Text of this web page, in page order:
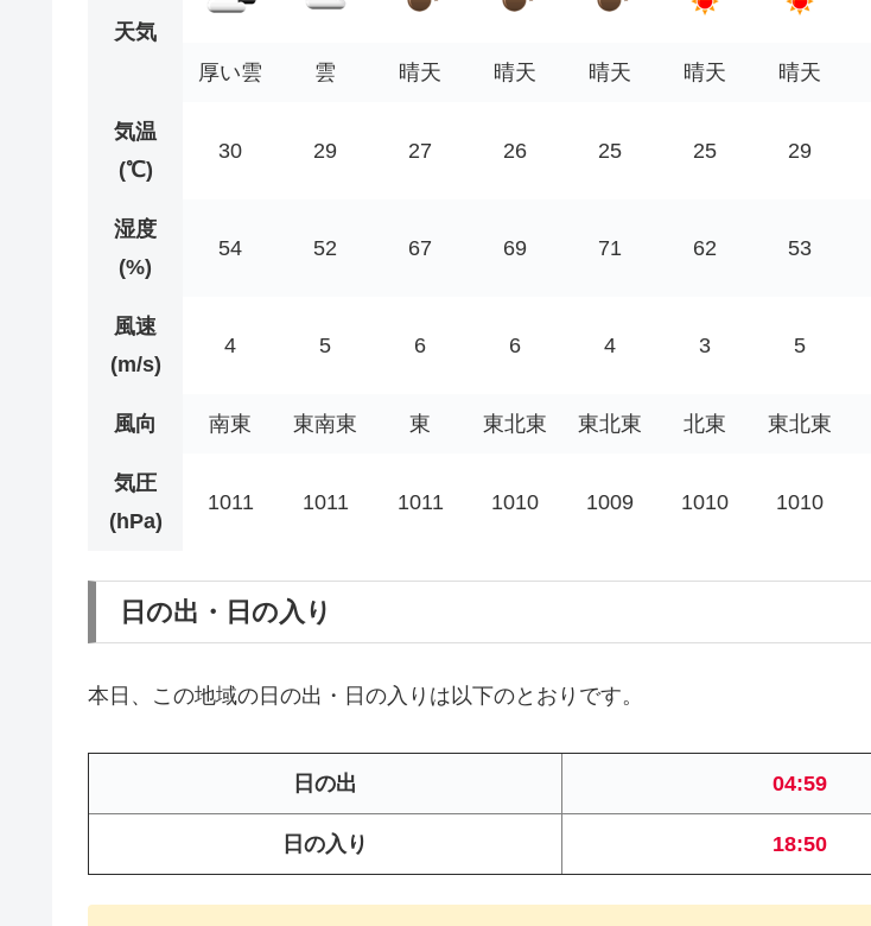
天気
厚い雲
雲 晴天 晴天 晴天 晴天 晴天
気温
(℃)
30 29 27 26 25 25 29
湿度
(%)
54 52 67 69 71 62 53
風速
(m/s)
4 5 6 6 4 3 5
風向 南東 東南東 東 東北東 東北東 北東 東北東
気圧
(hPa)
1011 1011 1011 1010 1009 1010 1010
日の出・日の入り
本日、この地域の日の出・日の入りは以下のとおりです。
日の出 04:59
日の入り 18:50